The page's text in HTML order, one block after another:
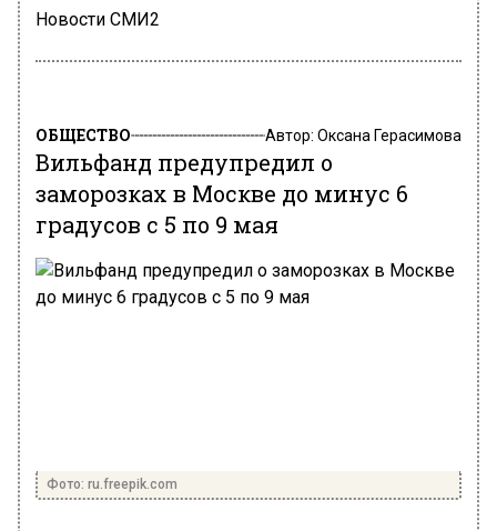
Новости СМИ2
ОБЩЕСТВО Автор: Оксана Герасимова
Вильфанд предупредил о
заморозках в Москве до минус 6
градусов с 5 по 9 мая
Фото: ru.freepik.com